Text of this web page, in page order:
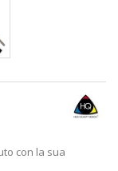
con la sua